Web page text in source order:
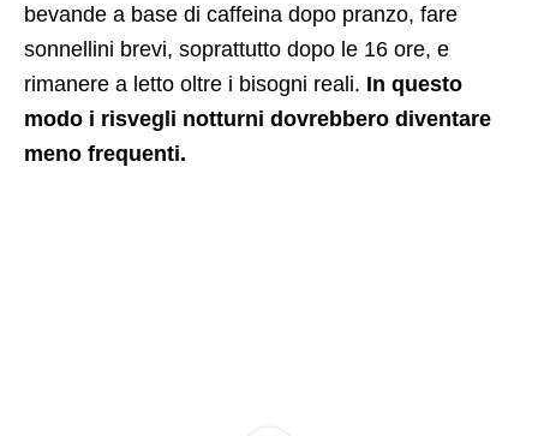
bevande a base di caffeina dopo pranzo, fare
sonnellini brevi, soprattutto dopo le 16 ore, e
rimanere a letto oltre i bisogni reali. In questo
modo i risvegli notturni dovrebbero diventare
meno frequenti.